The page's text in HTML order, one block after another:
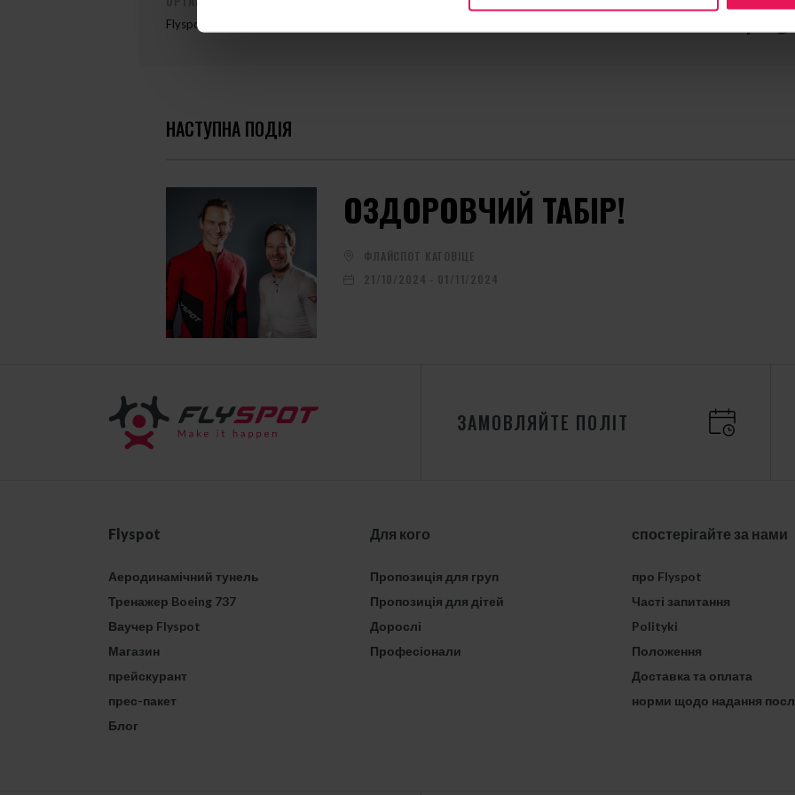
Flyspot
НАСТУПНА ПОДІЯ
ОЗДОРОВЧИЙ ТАБІР!
ФЛАЙСПОТ КАТОВІЦЕ
21/10/2024 - 01/11/2024
ЗАМОВЛЯЙТЕ ПОЛІТ
Flyspot
Аеродинамічний тунель
Тренажер Boeing 737
Ваучер Flyspot
Магазин
прейскурант
прес-пакет
Блог
Для кого
Пропозиція для груп
Пропозиція для дітей
Дорослі
Професіонали
спостерігайте за нами
про Flyspot
Часті запитання
Polityki
Положення
Доставка та оплата
норми щодо надання